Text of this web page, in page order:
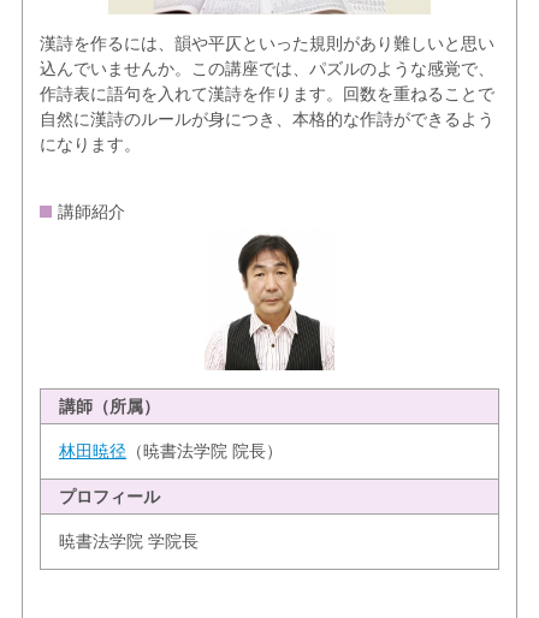
漢詩を作るには、韻や平仄といった規則があり難しいと思い
込んでいませんか。この講座では、パズルのような感覚で、
作詩表に語句を入れて漢詩を作ります。回数を重ねることで
自然に漢詩のルールが身につき、本格的な作詩ができるよう
になります。
講師紹介
講師（所属）
林田暁径 （暁書法学院 院長）
プロフィール
暁書法学院 学院長